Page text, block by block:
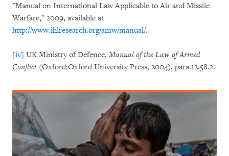
"Manual on International Law Applicable to Air and Missile
Warfare," 2009, available at
http://www.ihlresearch.org/amw/manual/.
[iv] UK Ministry of Defence, Manual of the Law of Armed
Conflict (Oxford:Oxford University Press, 2004), para.12.58.2.